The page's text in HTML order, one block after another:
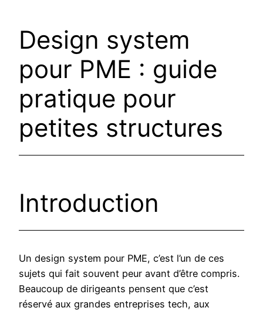
Design system
pour PME : guide
pratique pour
petites structures
Introduction
Un design system pour PME, c’est l’un de ces
sujets qui fait souvent peur avant d’être compris.
Beaucoup de dirigeants pensent que c’est
réservé aux grandes entreprises tech, aux